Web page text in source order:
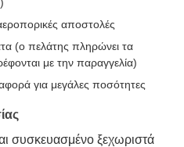
αποστολές
(ο πελάτης πληρώνει τα
με την παραγγελία)
για μεγάλες ποσότητες
συσκευασμένο ξεχωριστά